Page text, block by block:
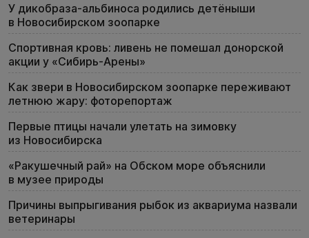
У дикобраза-альбиноса родились детёныши
в Новосибирском зоопарке
Спортивная кровь: ливень не помешал донорской
акции у «Сибирь-Арены»
Как звери в Новосибирском зоопарке переживают
летнюю жару: фоторепортаж
Первые птицы начали улетать на зимовку
из Новосибирска
«Ракушечный рай» на Обском море объяснили
в музее природы
Причины выпрыгивания рыбок из аквариума назвали
ветеринары